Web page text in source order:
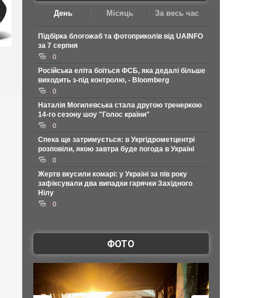
День Місяць За весь час
Підбірка блогожаб та фотоприколів від UAINFO
за 7 серпня
0
Російська еліта боїться ФСБ, яка дедалі більше
виходить з-під контролю, - Bloomberg
0
Наталія Могилевська стала другою тренеркою
14-го сезону шоу "Голос країни"
0
Спека ще затримується: в Укргідрометцентрі
розповіли, якою завтра буде погода в Україні
0
Жертв вкусили комарі: у Україні за пів року
зафіксували два випадки гарячки Західного
Нілу
0
ФОТО